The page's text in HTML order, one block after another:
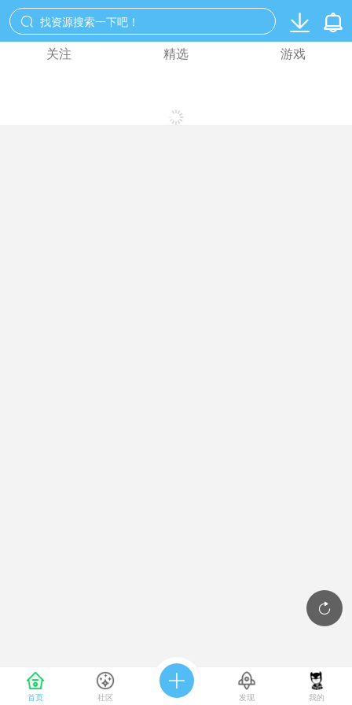
 
 找资源搜索一下吧！
关注 精选 游戏

首页 社区

发现 我的